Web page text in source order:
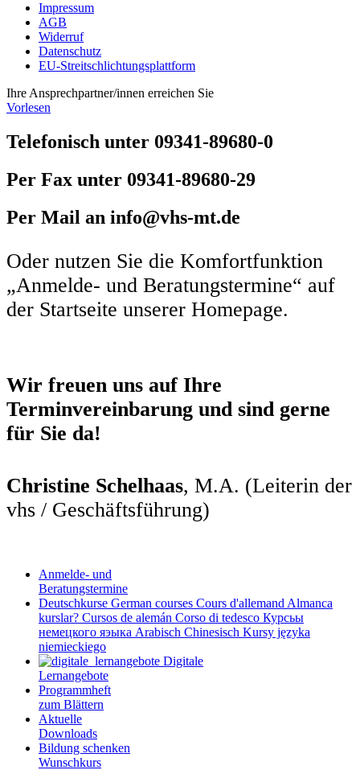
Impressum
AGB
Widerruf
Datenschutz
EU-Streitschlichtungsplattform
Ihre Ansprechpartner/innen erreichen Sie
Vorlesen
Telefonisch unter 09341-89680-0
Per Fax unter 09341-89680-29
Per Mail an info@vhs-mt.de
Oder nutzen Sie die Komfortfunktion
„Anmelde- und Beratungstermine“ auf
der Startseite unserer Homepage.
Wir freuen uns auf Ihre
Terminvereinbarung und sind gerne
für Sie da!
Christine Schelhaas, M.A. (Leiterin der
vhs / Geschäftsführung)
Anmelde- und
Beratungstermine
Deutschkurse German courses Cours d'allemand Almanca
kurslar? Cursos de alemán Corso di tedesco Курсьы
немецкого яэыка Arabisch Chinesisch Kursy języka
niemieckiego
Digitale
Lernangebote
Programmheft
zum Blättern
Aktuelle
Downloads
Bildung schenken
Wunschkurs